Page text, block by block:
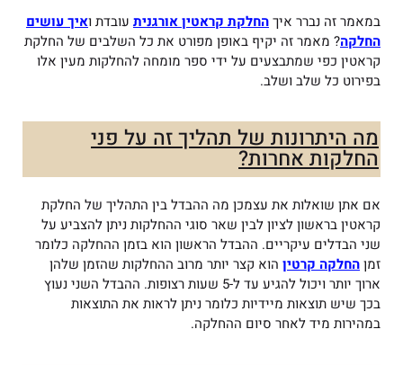
במאמר זה נברר איךהחלקת קראטין אורגנית עובדת ואיך עושים
החלקה? מאמר זה יקיף באופן מפורט את כל השלבים של החלקת
קראטין כפי שמתבצעים על ידי ספר מומחה להחלקות מעין אלו
בפירוט כל שלב ושלב.
מה היתרונות של תהליך זה על פני
החלקות אחרות?
אם אתן שואלות את עצמכן מה ההבדל בין התהליך של החלקת
קראטין בראשון לציון לבין שאר סוגי ההחלקות ניתן להצביע על
שני הבדלים עיקריים. ההבדל הראשון הוא בזמן ההחלקה כלומר
זמןהחלקה קרטין הוא קצר יותר מרוב ההחלקות שהזמן שלהן
ארוך יותר ויכול להגיע עד ל-5 שעות רצופות. ההבדל השני נעוץ
בכך שיש תוצאות מיידיות כלומר ניתן לראות את התוצאות
במהירות מיד לאחר סיום ההחלקה.